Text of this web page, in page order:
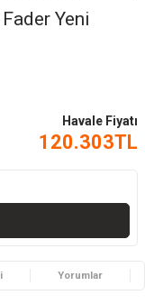
Yeni
Havale Fiyatı
120.303TL
Yorumlar